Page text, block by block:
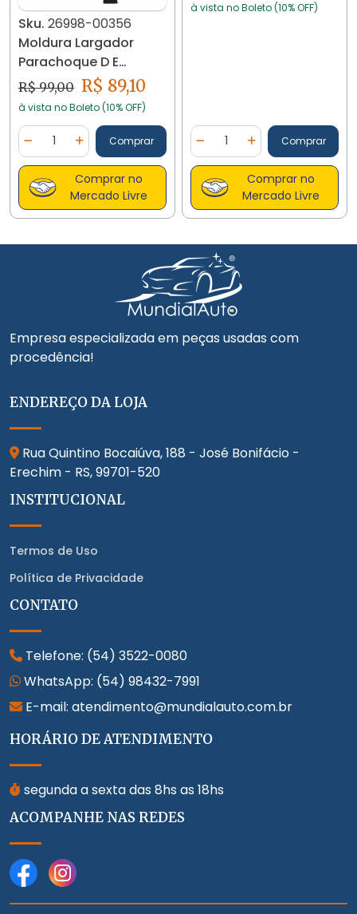
Sku. 26998-00356
Moldura Largador
Parachoque D E
Saveiro G6 G7 Robust
26998
R$ 99,00 R$ 89,10
à vista no Boleto (10% OFF)
Diminuir Quantidade
Quantidade
Adicionar Quantidade
Comprar
Comprar no
Mercado Livre
à vista no Boleto (10% OFF)
Diminuir Quantidade
Quantidade
AdicionarComprar
Comprar no
Mercado Livre
Empresa especializada em peças usadas com
procedência!
ENDEREÇO DA LOJA
Rua Quintino Bocaiúva, 188 - José Bonifácio -
Erechim - RS,99701-520
INSTITUCIONAL
Termos de Uso
Política de Privacidade
CONTATO
Telefone: (54) 3522-0080
WhatsApp: (54) 98432-7991
E-mail: atendimento@mundialauto.com.br
HORÁRIO DE ATENDIMENTO
segunda a sexta das 8hs as 18hs
ACOMPANHE NAS REDES